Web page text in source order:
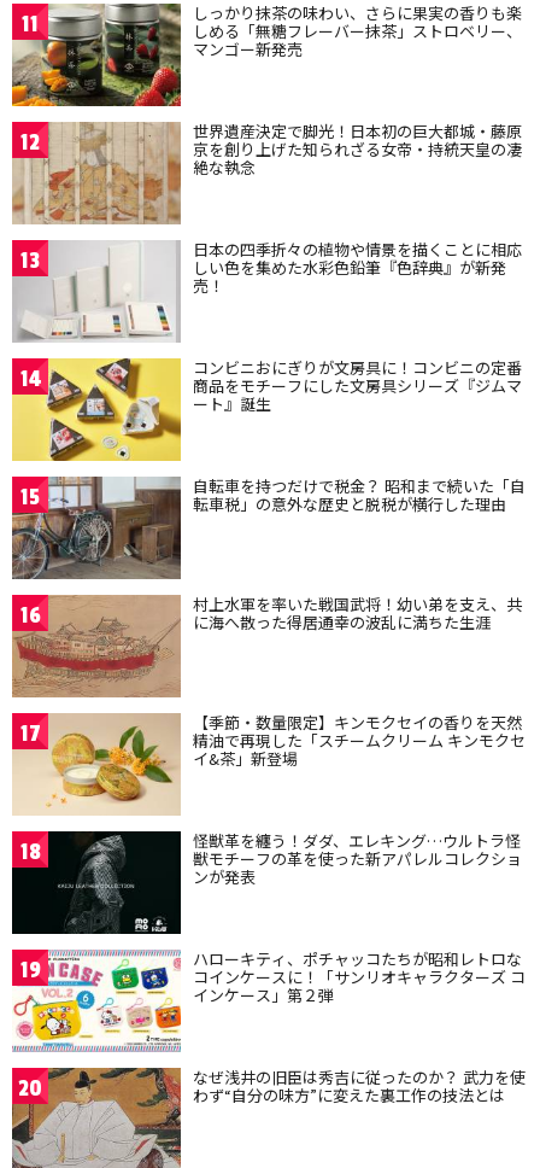
11 しっかり抹茶の味わい、さらに果実の香りも楽
しめる「無糖フレーバー抹茶」ストロベリー、
マンゴー新発売
12 世界遺産決定で脚光！日本初の巨大都城・藤原
京を創り上げた知られざる女帝・持統天皇の凄
絶な執念
13 日本の四季折々の植物や情景を描くことに相応
しい色を集めた水彩色鉛筆『色辞典』が新発
売！
14 コンビニおにぎりが文房具に！コンビニの定番
商品をモチーフにした文房具シリーズ『ジムマ
ート』誕生
15 自転車を持つだけで税金？ 昭和まで続いた「自
転車税」の意外な歴史と脱税が横行した理由
16 村上水軍を率いた戦国武将！幼い弟を支え、共
に海へ散った得居通幸の波乱に満ちた生涯
17 【季節・数量限定】キンモクセイの香りを天然
精油で再現した「スチームクリーム キンモクセ
イ&茶」新登場
18 怪獣革を纏う！ダダ、エレキング…ウルトラ怪
獣モチーフの革を使った新アパレルコレクショ
ンが発表
19 ハローキティ、ポチャッコたちが昭和レトロな
コインケースに！「サンリオキャラクターズ コ
インケース」第２弾
20 なぜ浅井の旧臣は秀吉に従ったのか？ 武力を使
わず“自分の味方”に変えた裏工作の技法とは